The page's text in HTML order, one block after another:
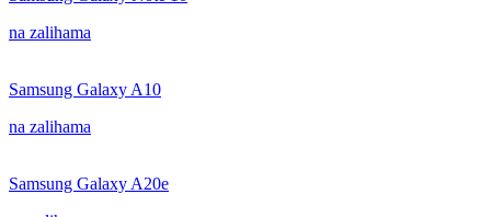
na zalihama
Samsung Galaxy A10
na zalihama
Samsung Galaxy A20e